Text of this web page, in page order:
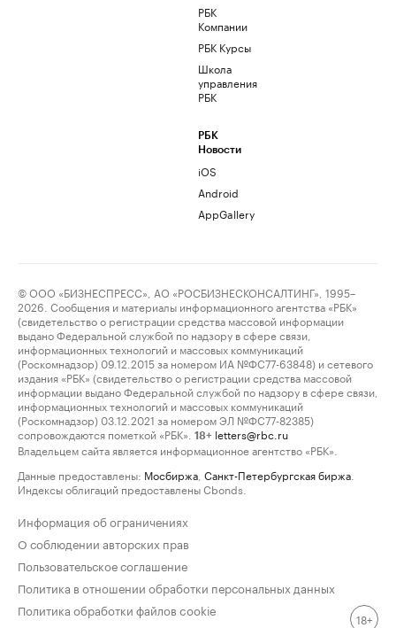
РБК
Компании
РБК Курсы
Школа
управления
РБК
РБК
Новости
iOS
Android
AppGallery
© ООО «БИЗНЕСПРЕСС», АО «РОСБИЗНЕСКОНСАЛТИНГ», 1995–
2026. Сообщения и материалы информационного агентства «РБК»
(свидетельство о регистрации средства массовой информации
выдано Федеральной службой по надзору в сфере связи,
информационных технологий и массовых коммуникаций
(Роскомнадзор) 09.12.2015 за номером ИА №ФС77-63848) и сетевого
издания «РБК» (свидетельство о регистрации средства массовой
информации выдано Федеральной службой по надзору в сфере связи,
информационных технологий и массовых коммуникаций
(Роскомнадзор) 03.12.2021 за номером ЭЛ №ФС77-82385)
сопровождаются пометкой «РБК».
18+ letters@rbc.ru
Владельцем сайта является информационное агентство «РБК».
Данные предоставлены: Мосбиржа Санкт-Петербургская биржа
Индексы облигаций предоставлены Cbonds.
Информация об ограничениях
О соблюдении авторских прав
Пользовательское соглашение
Политика в отношении обработки персональных данных
Политика обработки файлов cookie
18+